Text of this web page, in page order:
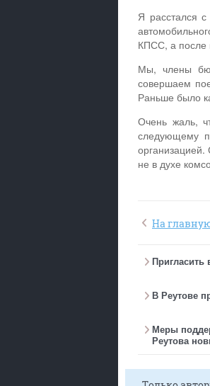
Я расстался
КПСС, а после
Мы, члены
совершаем
Раньше было
Очень жаль,
следующему
не в духе
На
Пригласить
В Реутове
Меры
Реутова